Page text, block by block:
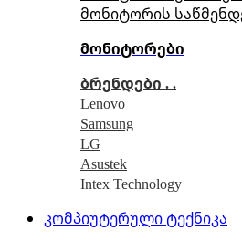
მონიტორის
მონიტორები
ბრენდები . .
Lenovo
Samsung
LG
Asustek
Intex Technology
კომპიუტერული ტექნიკა